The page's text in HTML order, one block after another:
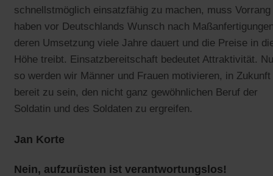
schnellstmöglich einsatzfähig zu machen, muss Vorrang
haben vor Deutschlands Wunsch nach
deren Umsetzung viele Jahre dauert und die Preise in
Höhe treibt. Einsatzbereitschaft bedeutet Attraktivität.
so werden wir Männer und Frauen motivieren, in Zukunft
bereit zu sein, den nicht ganz gewöhnlichen Beruf der
Soldatin und des Soldaten zu ergreifen.
Jan Korte
Nein, aufzurüsten ist verantwortungslos!